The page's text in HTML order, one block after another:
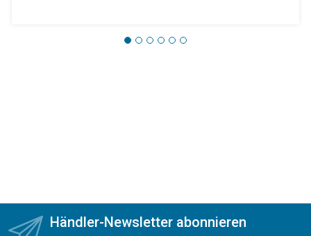
Händler-Newsletter abonnieren